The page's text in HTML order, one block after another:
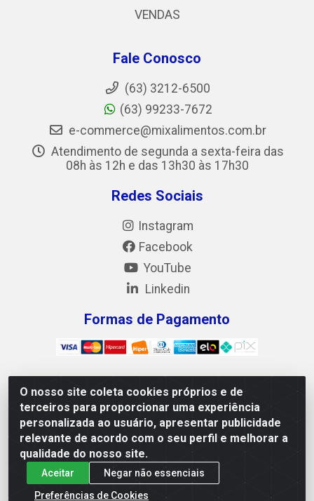
O nosso site coleta cookies próprios e de
terceiros para proporcionar uma experiência
personalizada ao usuário, apresentar publicidade
relevante de acordo com o seu perfil e melhorar a
qualidade do nosso site.
Aceitar
Negar não essenciais
Preferências de Cookies
VENDAS
Fale Conosco
(63) 3212-6500
(63) 99233-7672
e-commerce@mixalimentos.com.br
Atendimento de segunda a sexta-feira das
08h às 12h e das 13h30 às 17h30
Redes Sociais
Instagram
Facebook
YouTube
Linkedin
Formas de Pagamento
Mix Alimentos LTDA - Quadra Asr Ne 55 (412 Norte),
Alameda 02, S/N - Plano Diretor Norte, Palmas/TO - CEP
77.006-540 - CNPJ 05.922.500/0001-02